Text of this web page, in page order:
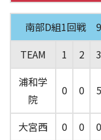
南部D組1回戦 9
TEAM
1 2 3
浦和学
院
0 0 5
大宮西 0 0 0